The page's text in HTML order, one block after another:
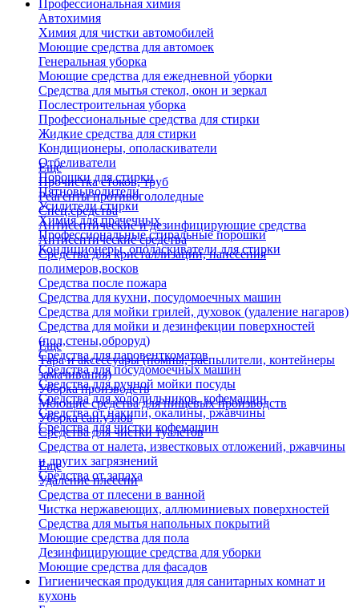
Профессиональная химия
Автохимия
Химия для чистки автомобилей
Моющие средства для автомоек
Генеральная уборка
Моющие средства для ежедневной уборки
Средства для мытья стекол, окон и зеркал
Послестроительная уборка
Профессиональные средства для стирки
Жидкие средства для стирки
Кондиционеры, ополаскиватели
Отбеливатели
Порошки для стирки
Пятновыводители
Усилители стирки
Химия для прачечных
Профессиональные стиральные порошки
Кондиционеры, ополаскиватели для стирки
Еще
Прочистка стоков, труб
Реагенты противогололедные
Спец.средства
Антисептические и дезинфицирующие средства
Антисептические средства
Средства для кристаллизации, нанесения
полимеров,восков
Средства после пожара
Средства для кухни, посудомоечных машин
Средства для мойки грилей, духовок (удаление нагаров)
Средства для мойки и дезинфекции поверхностей
(пол,стены,оброруд)
Средства для паровенткоматов
Средства для посудомоечных машин
Средства для ручной мойки посуды
Средства для холодильников, кофемашин
Средства от накипи, окалины, ржавчины
Средства для чистки кофемашин
Еще
Тара и аксессуары (помпы, распылители, контейнеры
замачивания)
Уборка производств
Моющие средства для пищевых производств
Уборка сан.узлов
Средства для чистки туалетов
Средства от налета, известковых отложений, ржавчины
и других загрязнений
Средства от запаха
Еще
Удаление плесени
Средства от плесени в ванной
Чистка нержавеющих, аллюминиевых поверхностей
Средства для мытья напольных покрытий
Моющие средства для пола
Дезинфицирующие средства для уборки
Моющие средства для фасадов
Гигиеническая продукция для санитарных комнат и
кухонь